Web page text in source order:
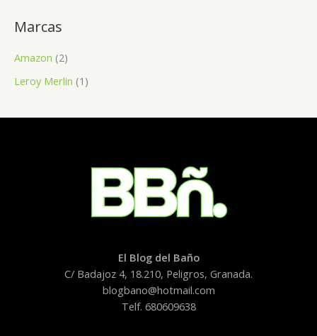
Marcas
Amazon (2)
Leroy Merlin (1)
El Blog del Baño
C/ Badajoz 4, 18.210, Peligros, Granada.
blogbano@hotmail.com
Telf. 680609638